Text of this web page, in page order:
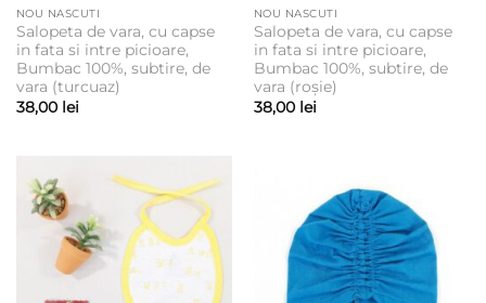
NOU NASCUTI
Salopeta de vara, cu capse
in fata si intre picioare,
Bumbac 100%, subtire, de
vara (turcuaz)
38,00 lei
NOU NASCUTI
Salopeta de vara, cu capse
in fata si intre picioare,
Bumbac 100%, subtire, de
vara (roșie)
38,00 lei